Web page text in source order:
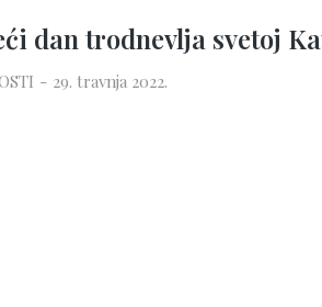
dan trodnevlja svetoj
29. travnja 2022.